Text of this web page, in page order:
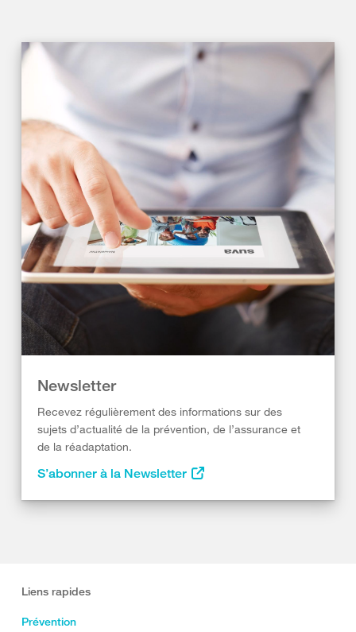
Newsletter
Recevez régulièrement des informations sur des
sujets d’actualité de la prévention, de l’assurance et
de la réadaptation.
S’abonner à la Newsletter
Liens rapides
Prévention